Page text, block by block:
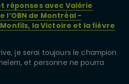
réponses avec Valérie
de Montréal -
la Victoire et la fièvre
je serai toujours le champion
et personne ne pourra